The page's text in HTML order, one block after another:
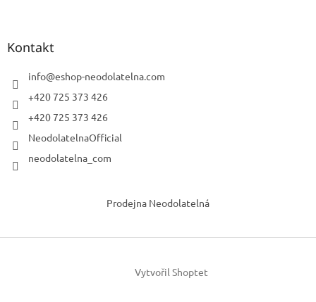
Kontakt
info@eshop-neodolatelna.com
+420 725 373 426
+420 725 373 426
NeodolatelnaOfficial
neodolatelna_com
Prodejna Neodolatelná
Vytvořil Shoptet